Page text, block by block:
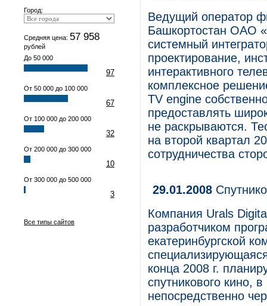
Город:
Средняя цена: 57 958
рублей
До 50 000
97
От 50 000 до 100 000
67
От 100 000 до 200 000
32
От 200 000 до 300 000
10
От 300 000 до 500 000
3
Все типы сайтов
Ведущий оператор
Башкортостан ОАО
системный
проектирование,
интерактивного
комплексное
TV engine
предоставлять
не раскрываются.
на второй квартал
сотрудничества
29.01.2008
Компания Urals
разработчиком
екатеринбургской
конца 2008 г.
спутникового кино,
непосредственно